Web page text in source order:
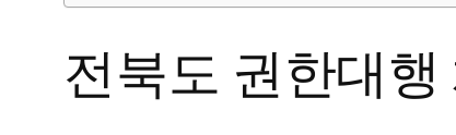
전북도 권한대